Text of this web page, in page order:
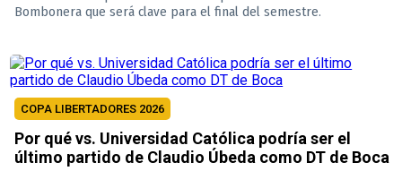
Bombonera que será clave para el final del semestre.
COPA LIBERTADORES 2026
Por qué vs. Universidad Católica podría ser el
último partido de Claudio Úbeda como DT de Boca